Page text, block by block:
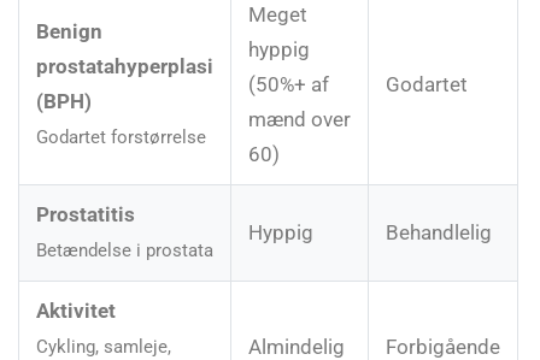
Benign
prostatahyperplasi
(BPH)
Godartet forstørrelse
Meget
hyppig
(50%+ af
mænd over
60)
Godartet
Prostatitis
Betændelse i prostata
Hyppig Behandlelig
Aktivitet
Cykling, samleje,
Almindelig Forbigående